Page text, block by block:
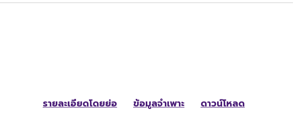
รายละเอียดโดยย่อ ข้อมูลจำเพาะ ดาวน์โหลด